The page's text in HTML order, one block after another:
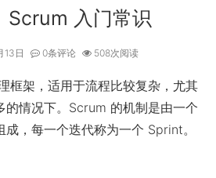
Scrum 入门常识
13日 0条评论 508次阅读
框架，适用于流程比较复杂，尤其
的情况下。Scrum 的机制是由一个
，每一个迭代称为一个 Sprint。